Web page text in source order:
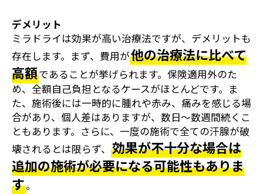
デメリット
ミラドライは効果が高い治療法ですが、デメリットも
存在します。まず、費用が他の治療法に比べて
高額であることが挙げられます。保険適用外のた
め、全額自己負担となるケースがほとんどです。ま
た、施術後には一時的に腫れや赤み、痛みを感じる場
合があり、個人差はありますが、数日〜数週間続くこ
ともあります。さらに、一度の施術で全ての汗腺が破
壊されるとは限らず、 効果が不十分な場合は
追加の施術が必要になる可能性もありま
す。